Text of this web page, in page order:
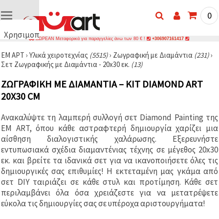
Χρησιμοποιούμε
🍪
Χρησιμοποιούμε
παρόμοιες
τεχνολογίες
για να
τη σωστή
λειτουργία
του
ιστότοπου,
βελτιώσουμε
την
εμπειρία
σας και, με
τη
συγκατάθεσή
σας, να
αναλύουμε
0
ΔΩΡΕΑΝ Μεταφορικά για παραγγελίες άνω των 80 € ! +306907161417
ΕΜ ΑΡΤ › Υλικά χειροτεχνίας (5515)› Ζωγραφική με Διαμάντια (231)›
Σετ Ζωγραφικής με Διαμάντια - 20x30 εκ. (13)
ΖΩΓΡΑΦΙΚΉ ΜΕ ΔΙΑΜΆΝΤΙΑ – ΚΙΤ DIAMOND ART
20X30 CM
Ανακαλύψτε τη λαμπερή συλλογή σετ Diamond Painting της
EM ART, όπου κάθε αστραφτερή δημιουργία χαρίζει μια
αίσθηση διαλογιστικής χαλάρωσης. Εξερευνήστε
εντυπωσιακά σχέδια διαμαντένιας τέχνης σε μέγεθος 20x30
εκ. και βρείτε τα ιδανικά σετ για να ικανοποιήσετε όλες τις
δημιουργικές σας επιθυμίες! Η εκτεταμένη μας γκάμα από
σετ DIY ταιριάζει σε κάθε στυλ και προτίμηση. Κάθε σετ
περιλαμβάνει όλα όσα χρειάζεστε για να μετατρέψετε
εύκολα τις δημιουργίες σας σε υπέροχα αριστουργήματα!